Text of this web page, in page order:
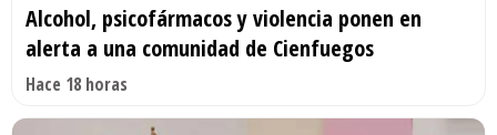
Alcohol, psicofármacos y violencia ponen en
alerta a una comunidad de Cienfuegos
Hace 18 horas